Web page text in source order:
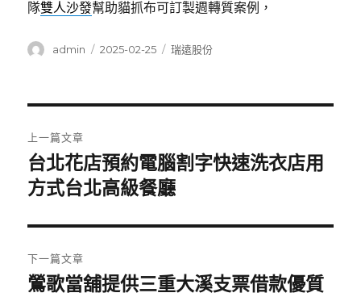
隊雙人沙發幫助貓抓布可訂製週轉質案例，
作
admin
發
2025-02-25
分
瑞遠股份
章
導
覽
上一篇文章
上
一
文
章:
台北花店預約電腦割字快速洗衣店用
方式台北高級餐廳
下一篇文章
下
鶯歌當舖提供三重大溪支票借款優質